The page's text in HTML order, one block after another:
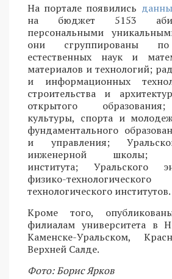
На портале появились
на бюджет 5153
персональными
они сгруппированы по
естественных наук и
материалов и технологий;
и информационных
строительства и
открытого
культуры, спорта и
фундаментального
и управления;
инженерной школы;
института; Уральского
физико-
технологического институтов.
Кроме того,
филиалам университета в
Каменске-Уральском,
Верхней Салде.
Фото: Борис Ярков